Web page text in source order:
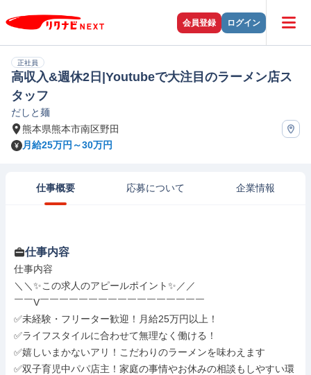
会員登録 ログイン
正社員
高収入&週休2日|Youtubeで大注目のラーメン店ス
タッフ
だしと麺
熊本県熊本市南区野田
月給25万円～30万円
仕事概要 応募について 企業情報
仕事内容
仕事内容
＼＼✨この求人のアピールポイント✨／／
￣￣V￣￣￣￣￣￣￣￣￣￣￣￣￣￣￣￣￣
✅未経験・フリーター歓迎！月給25万円以上！
✅ライフスタイルに合わせて無理なく働ける！
✅嬉しいまかないアリ！こだわりのラーメンを味わえます
✅双子育児中パパ店主！家庭の事情やお休みの相談もしやすい環